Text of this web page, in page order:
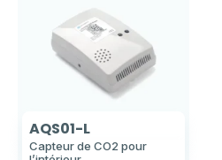
Capteur de CO2 pour
AQS01-L